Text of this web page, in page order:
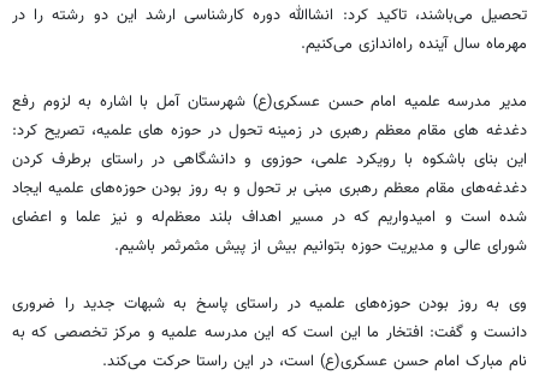
تحصیل می‌باشند، تاکید کرد: انشاالله دوره کارشناسی ارشد این دو رشته را در
مهرماه سال آینده راه‌اندازی می‌کنیم.
مدیر مدرسه علمیه امام حسن عسکری(ع) شهرستان آمل با اشاره به لزوم رفع
دغدغه های مقام معظم رهبری در زمینه تحول در حوزه های علمیه، تصریح کرد:
این بنای باشکوه با رویکرد علمی، حوزوی و دانشگاهی در راستای برطرف کردن
دغدغه‌های مقام معظم رهبری مبنی بر تحول و به روز بودن حوزه‌های علمیه ایجاد
شده است و امیدواریم که در مسیر اهداف بلند معظم‌له و نیز علما و اعضای
شورای عالی و مدیریت حوزه بتوانیم بیش از پیش مثمرثمر باشیم.
وی به روز بودن حوزه‌های علمیه در راستای پاسخ به شبهات جدید را ضروری
دانست و گفت: افتخار ما این است که این مدرسه علمیه و مرکز تخصصی که به
نام مبارک امام حسن عسکری(ع) است، در این راستا حرکت می‌کند.